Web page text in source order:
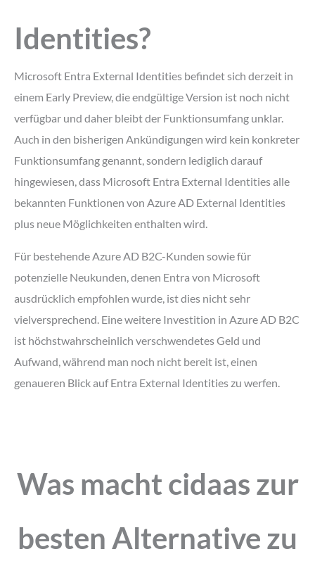
Identities?
Microsoft Entra External Identities befindet sich derzeit in
einem Early Preview, die endgültige Version ist noch nicht
verfügbar und daher bleibt der Funktionsumfang unklar.
Auch in den bisherigen Ankündigungen wird kein konkreter
Funktionsumfang genannt, sondern lediglich darauf
hingewiesen, dass Microsoft Entra External Identities alle
bekannten Funktionen von Azure AD External Identities
plus neue Möglichkeiten enthalten wird.
Für bestehende Azure AD B2C-Kunden sowie für
potenzielle Neukunden, denen Entra von Microsoft
ausdrücklich empfohlen wurde, ist dies nicht sehr
vielversprechend. Eine weitere Investition in Azure AD B2C
ist höchstwahrscheinlich verschwendetes Geld und
Aufwand, während man noch nicht bereit ist, einen
genaueren Blick auf Entra External Identities zu werfen.
Was macht cidaas zur
besten Alternative zu